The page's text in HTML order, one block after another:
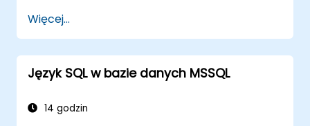
Więcej...
Język SQL w bazie danych MSSQL
14 godzin